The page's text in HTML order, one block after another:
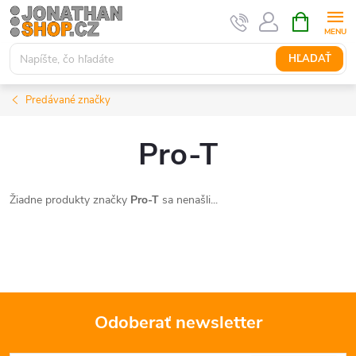
Prejsť
na
obsah
HĽADAŤ
KOŠÍK
Predávané značky
Pro-T
Žiadne produkty značky Pro-T sa nenašli...
Odoberať newsletter